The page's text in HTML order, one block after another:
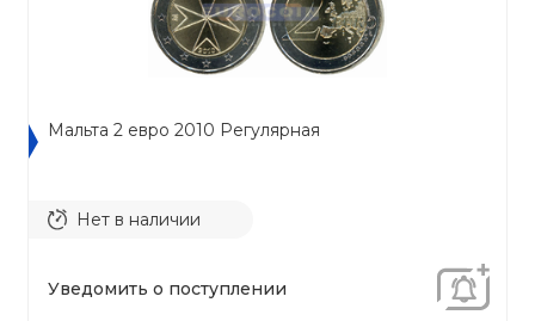
Мальта 2 евро 2010 Регулярная
Нет в наличии
Уведомить о поступлении